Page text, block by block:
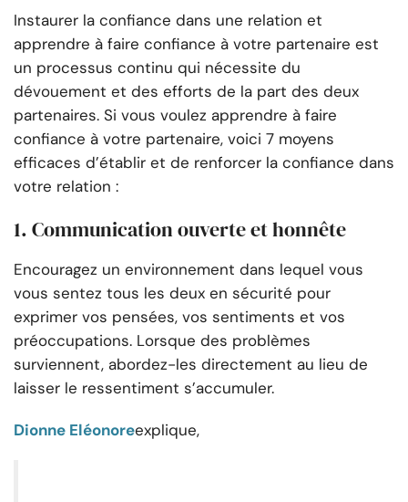
Instaurer la confiance dans une relation et
apprendre à faire confiance à votre partenaire est
un processus continu qui nécessite du
dévouement et des efforts de la part des deux
partenaires. Si vous voulez apprendre à faire
confiance à votre partenaire, voici 7 moyens
efficaces d’établir et de renforcer la confiance dans
votre relation :
1. Communication ouverte et honnête
Encouragez un environnement dans lequel vous
vous sentez tous les deux en sécurité pour
exprimer vos pensées, vos sentiments et vos
préoccupations. Lorsque des problèmes
surviennent, abordez-les directement au lieu de
laisser le ressentiment s’accumuler.
Dionne Eléonoreexplique,